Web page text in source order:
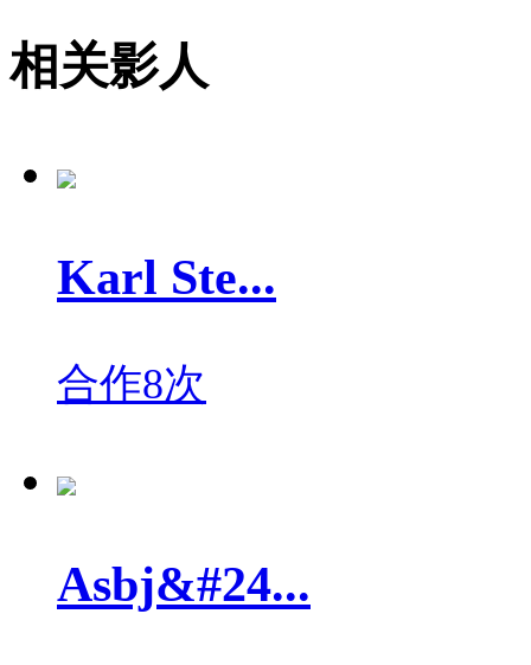
相关影人
Karl Ste...
合作8次
Asbj&#24...